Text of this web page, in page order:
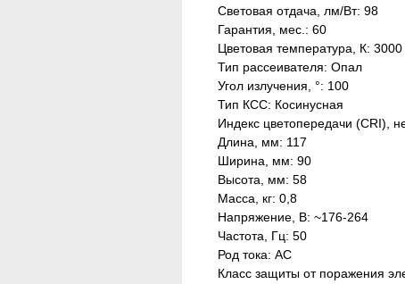
Световая отдача, лм/Вт: 98
Гарантия, мес.: 60
Цветовая температура, К: 3000
Тип рассеивателя: Опал
Угол излучения, °: 100
Тип КСС: Косинусная
Индекс цветопередачи (CRI),
Длина, мм: 117
Ширина, мм: 90
Высота, мм: 58
Масса, кг: 0,8
Напряжение, В: ~176-264
Частота, Гц: 50
Род тока: AC
Класс защиты от поражения